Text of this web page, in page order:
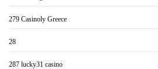
279 Casinoly Greece
28
287 lucky31 casino